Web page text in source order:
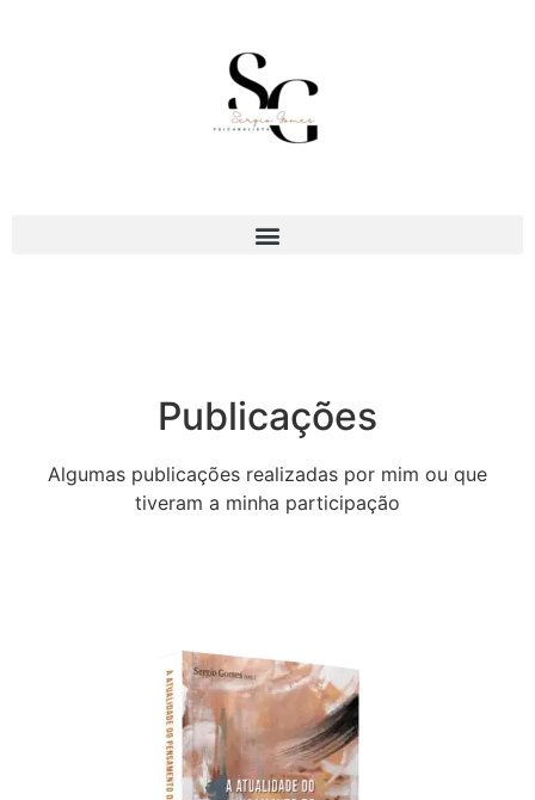
Publicações
Algumas publicações realizadas por mim ou que
tiveram a minha participação